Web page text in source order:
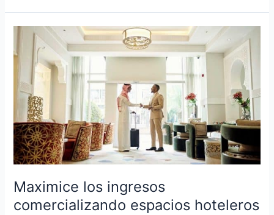
Maximice los ingresos
comercializando espacios hoteleros
Maximice
ingresos
comercializando
espacios
hoteleros